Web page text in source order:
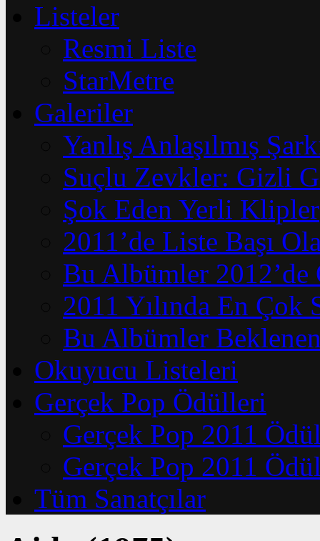
Listeler
Resmi Liste
StarMetre
Galeriler
Yanlış Anlaşılmış
Suçlu Zevkler: Gizli
Şok Eden Yerli Klipler
2011’de Liste Başı
Bu Albümler
2011 Yılında En Çok
Bu Albümler
Okuyucu Listeleri
Gerçek Pop Ödülleri
Gerçek Pop 2011
Gerçek Pop 2011
Tüm Sanatçılar